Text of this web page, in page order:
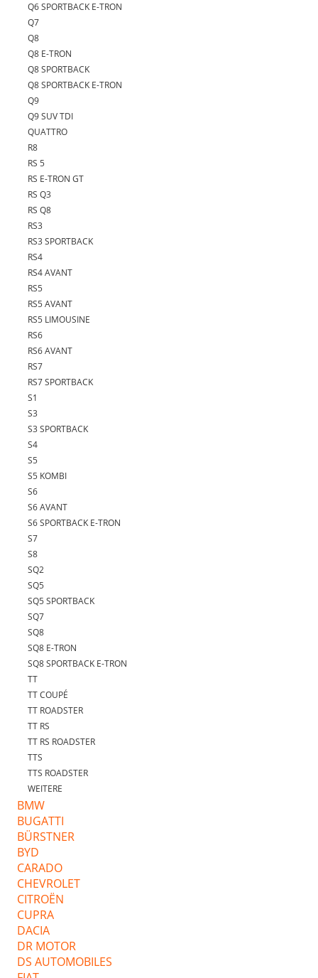
Q6 SPORTBACK E-TRON
Q7
Q8
Q8 E-TRON
Q8 SPORTBACK
Q8 SPORTBACK E-TRON
Q9
Q9 SUV TDI
QUATTRO
R8
RS 5
RS E-TRON GT
RS Q3
RS Q8
RS3
RS3 SPORTBACK
RS4
RS4 AVANT
RS5
RS5 AVANT
RS5 LIMOUSINE
RS6
RS6 AVANT
RS7
RS7 SPORTBACK
S1
S3
S3 SPORTBACK
S4
S5
S5 KOMBI
S6
S6 AVANT
S6 SPORTBACK E-TRON
S7
S8
SQ2
SQ5
SQ5 SPORTBACK
SQ7
SQ8
SQ8 E-TRON
SQ8 SPORTBACK E-TRON
TT
TT COUPÉ
TT ROADSTER
TT RS
TT RS ROADSTER
TTS
TTS ROADSTER
WEITERE
BMW
BUGATTI
BÜRSTNER
BYD
CARADO
CHEVROLET
CITROËN
CUPRA
DACIA
DR MOTOR
DS AUTOMOBILES